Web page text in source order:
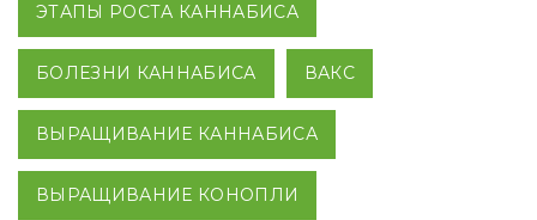
ЭТАПЫ РОСТА КАННАБИСА
БОЛЕЗНИ КАННАБИСА ВАКС
ВЫРАЩИВАНИЕ КАННАБИСА
ВЫРАЩИВАНИЕ КОНОПЛИ